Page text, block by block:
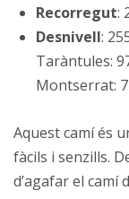
Recorregut:
Desnivell:
Taràntules:
Montserrat:
Aquest camí és
fàcils i senzills.
d’agafar el camí